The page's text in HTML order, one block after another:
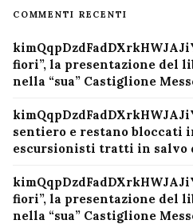
COMMENTI RECENTI
fiori”, la presentazione del
nella “sua” Castiglione
sentiero e restano bloccati
escursionisti tratti in salvo
fiori”, la presentazione del
nella “sua” Castiglione